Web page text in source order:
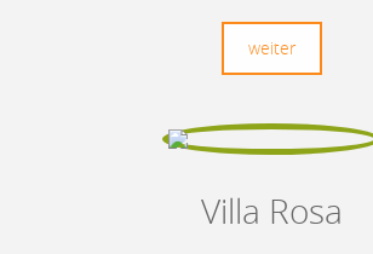
weiter
Villa Rosa